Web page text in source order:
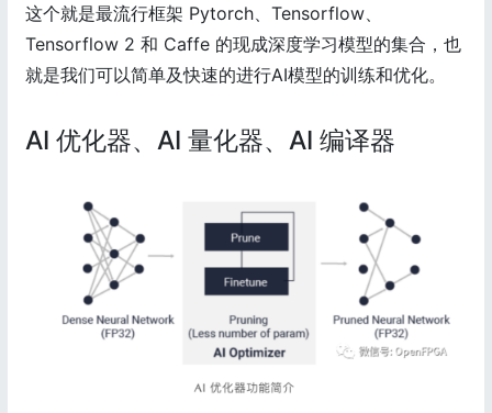
这个就是最流行框架 Pytorch、Tensorflow、
Tensorflow 2 和 Caffe 的现成深度学习模型的集合，也
就是我们可以简单及快速的进行AI模型的训练和优化。
AI 优化器、AI 量化器、AI 编译器